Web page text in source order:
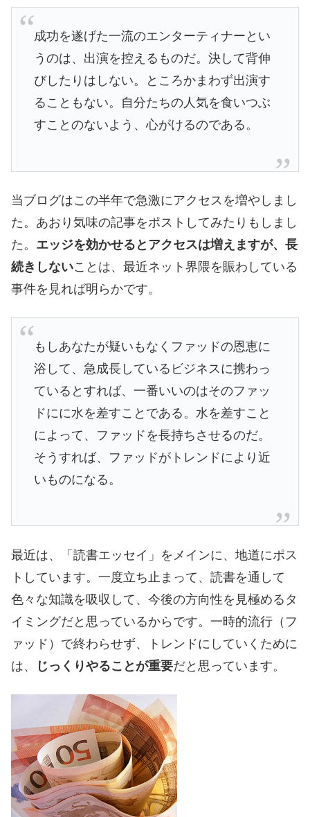
成功を遂げた一流のエンターティナーとい
うのは、出演を控えるものだ。決して背伸
びしたりはしない。ところかまわず出演す
ることもない。自分たちの人気を食いつぶ
すことのないよう、心がけるのである。
当ブログはこの半年で急激にアクセスを増やしまし
た。あおり気味の記事をポストしてみたりもしまし
た。 エッジを効かせるとアクセスは増えますが、長
続きしないことは、最近ネット界隈を賑わしている
事件を見れば明らかです。
もしあなたが疑いもなくファッドの恩恵に
浴して、急成長しているビジネスに携わっ
ているとすれば、一番いいのはそのファッ
ドにに水を差すことである。水を差すこと
によって、ファッドを長持ちさせるのだ。
そうすれば、ファッドがトレンドにより近
いものになる。
最近は、「読書エッセイ」をメインに、地道にポス
トしています。一度立ち止まって、読書を通して
色々な知識を吸収して、今後の方向性を見極めるタ
イミングだと思っているからです。一時的流行（フ
ァッド）で終わらせず、トレンドにしていくために
は、
じっくりやることが重要だと思っています。